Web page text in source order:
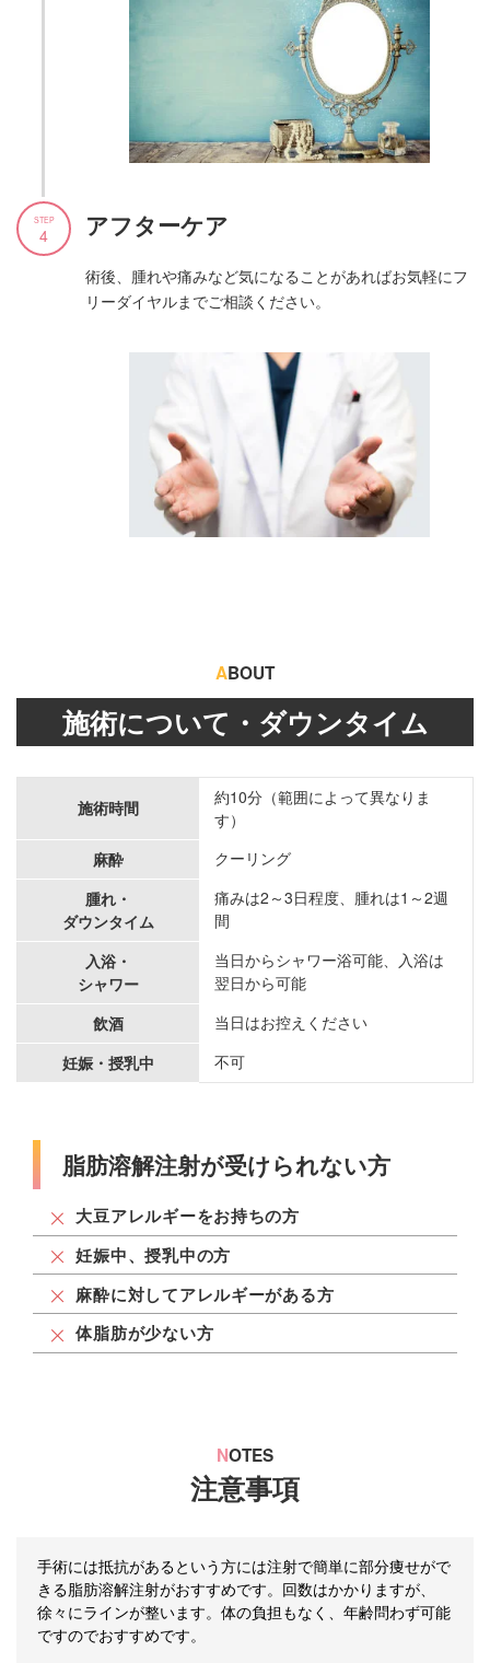
アフターケア
術後、腫れや痛みなど気になることがあればお気軽にフ
リーダイヤルまでご相談ください。
STEP
4
ABOUT
施術について・ダウンタイム
施術時間
約10分（範囲によって異なりま
す）
麻酔
クーリング
腫れ・
ダウンタイム
痛みは2～3日程度、腫れは1～2週
間
入浴・
シャワー
当日からシャワー浴可能、入浴は
翌日から可能
飲酒
当日はお控えください
妊娠・授乳中
不可
脂肪溶解注射が受けられない方
大豆アレルギーをお持ちの方
妊娠中、授乳中の方
麻酔に対してアレルギーがある方
体脂肪が少ない方
NOTES
注意事項
手術には抵抗があるという方には注射で簡単に部分痩せがで
きる脂肪溶解注射がおすすめです。回数はかかりますが、
徐々にラインが整います。体の負担もなく、年齢問わず可能
ですのでおすすめです。